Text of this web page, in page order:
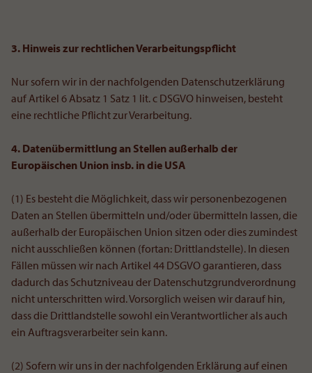
3. Hinweis zur rechtlichen Verarbeitungspflicht
Nur sofern wir in der nachfolgenden Datenschutzerklärung
auf Artikel 6 Absatz 1 Satz 1 lit. c DSGVO hinweisen, besteht
eine rechtliche Pflicht zur Verarbeitung.
4. Datenübermittlung an Stellen außerhalb der
Europäischen Union insb. in die USA
(1) Es besteht die Möglichkeit, dass wir personenbezogenen
Daten an Stellen übermitteln und/oder übermitteln lassen, die
außerhalb der Europäischen Union sitzen oder dies zumindest
nicht ausschließen können (fortan: Drittlandstelle). In diesen
Fällen müssen wir nach Artikel 44 DSGVO garantieren, dass
dadurch das Schutzniveau der Datenschutzgrundverordnung
nicht unterschritten wird. Vorsorglich weisen wir darauf hin,
dass die Drittlandstelle sowohl ein Verantwortlicher als auch
ein Auftragsverarbeiter sein kann.
(2) Sofern wir uns in der nachfolgenden Erklärung auf einen